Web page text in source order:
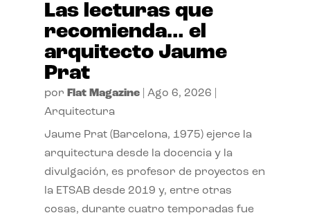
Las lecturas que
recomienda… el
arquitecto Jaume
Prat
por Flat Magazine| Ago 6, 2026
Arquitectura
Jaume Prat (Barcelona, 1975) ejerce la
arquitectura desde la docencia y la
divulgación, es profesor de proyectos en
la ETSAB desde 2019 y, entre otras
cosas, durante cuatro temporadas fue